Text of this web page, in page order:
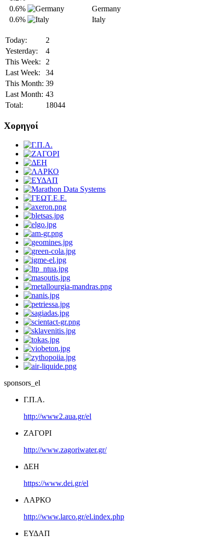
0.6%
Germany
0.6%
Italy
Today:
2
Yesterday:
4
This Week:
2
Last Week:
34
This Month: 39
Last Month: 43
Total:
18044
Χορηγοί
sponsors_el
Γ.Π.Α.
http://www2.aua.gr/el
ΖΑΓΟΡΙ
http://www.zagoriwater.gr/
ΔΕΗ
https://www.dei.gr/el
ΛΑΡΚΟ
http://www.larco.gr/el.index.php
ΕΥΔΑΠ